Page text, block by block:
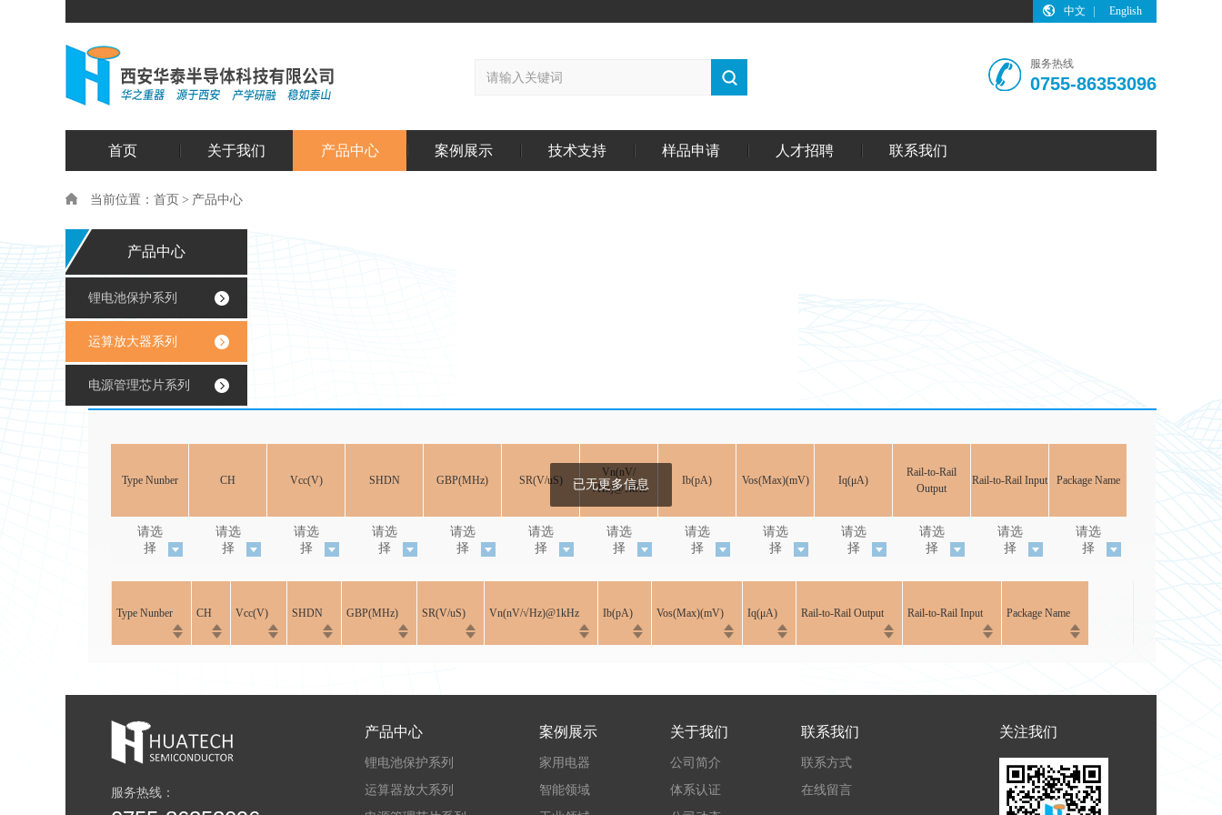
中文 English
服务热线
0755-86353096
首页 关于我们 产品中心 案例展示 技术支持 样品申请 人才招聘 联系我们
当前位置： 首页 > 产品中心
产品中心
锂电池保护系列
运算放大器系列
电源管理芯片系列
Type Nunber
请选
择
CH
请选
择
Vcc(V)
请选
择
SHDN
请选
择
GBP(MHz)
请选
择
SR(V/uS)
请选
择
Vn(nV/
√Hz)@1kHz
请选
择
Ib(pA)
请选
择
Vos(Max)(mV)
请选
择
Iq(μA)
请选
择
Rail-to-Rail
Output
请选
择
Rail-to-Rail Input
请选
择
Package Name
请选
择
Type Nunber CH Vcc(V) SHDN GBP(MHz) SR(V/uS) Vn(nV/√Hz)@1kHz Ib(pA) Vos(Max)(mV) Iq(μA) Rail-to-Rail Output Rail-to-Rail Input Package Name
服务热线：
产品中心
锂电池保护系列
运算器放大系列
案例展示
家用电器
智能领域
关于我们
公司简介
体系认证
联系我们
联系方式
在线留言
关注我们
已无更多信息